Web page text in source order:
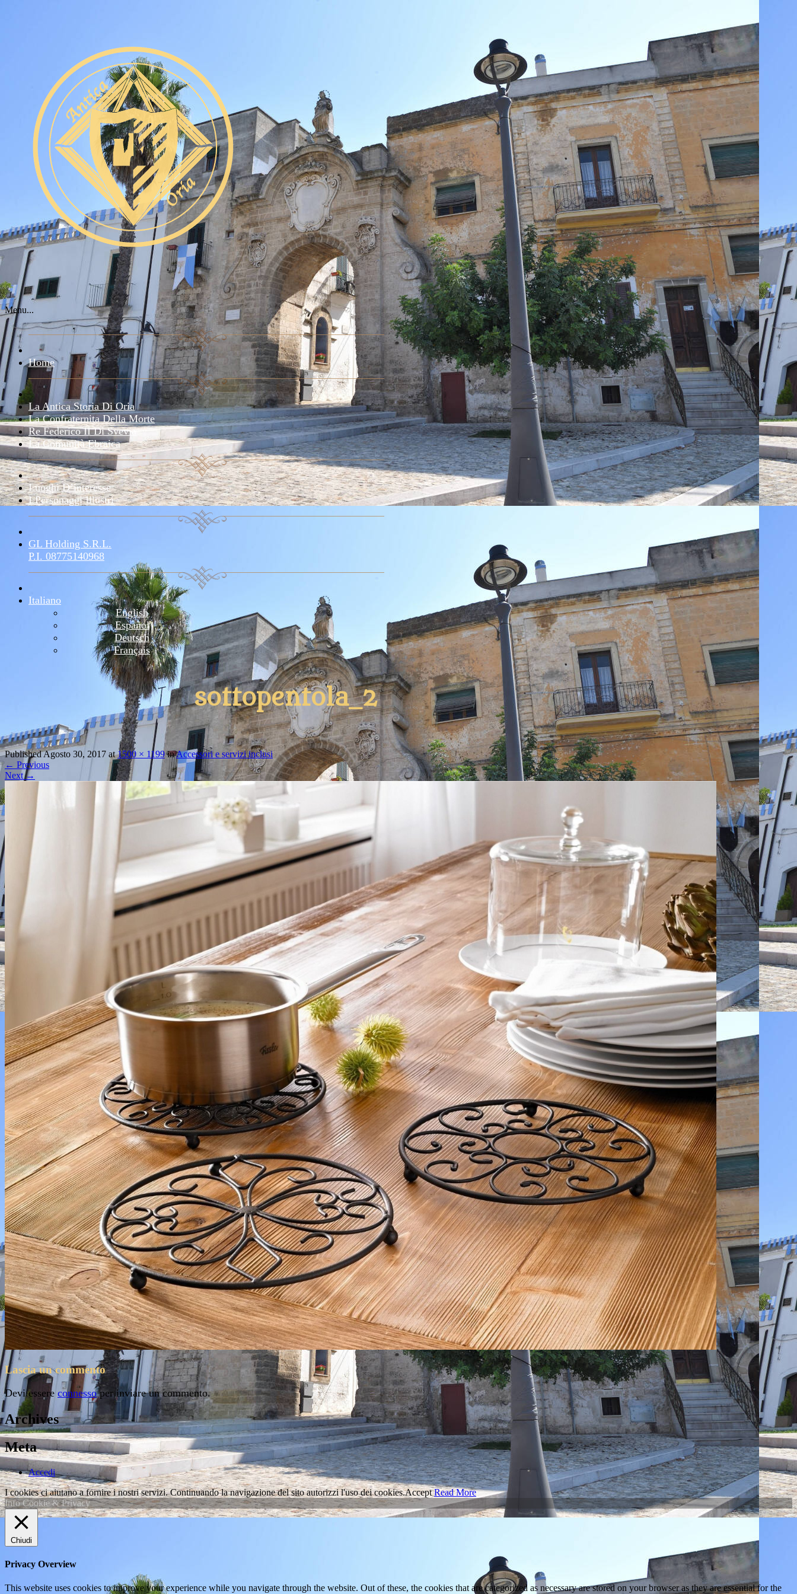
Menu...
Home
La Antica Storia Di Oria
La Confraternita Della Morte
Re Federico II Di Svevia
La Comunità Ebraica
Luoghi D’interesse
I Personaggi Illustri
GL Holding S.r.l.
P.I. 08775140968
Italiano
English
Español
Deutsch
Français
sottopentola_2
PublishedAgosto 30, 2017 at1500 × 1199inAccessori e servizi inclusi
← Previous
Next→
Lascia un commento
Devi essere connessoper inviare un commento.
Archives
Meta
Accedi
I cookies ci aiutano a fornire i nostri servizi. Continuando la navigazione del sito autorizzi l'uso dei cookies.Accept Read More
Info Cookie & Privacy
Chiudi
Privacy Overview
This website uses cookies to improve your experience while you navigate through the website. Out of these, the cookies that are categorized as necessary are stored on your browser as they are essential for the